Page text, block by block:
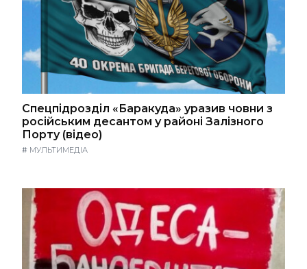
Спецпідрозділ «Баракуда» уразив човни з
російським десантом у районі Залізного
Порту (відео)
# МУЛЬТИМЕДІА